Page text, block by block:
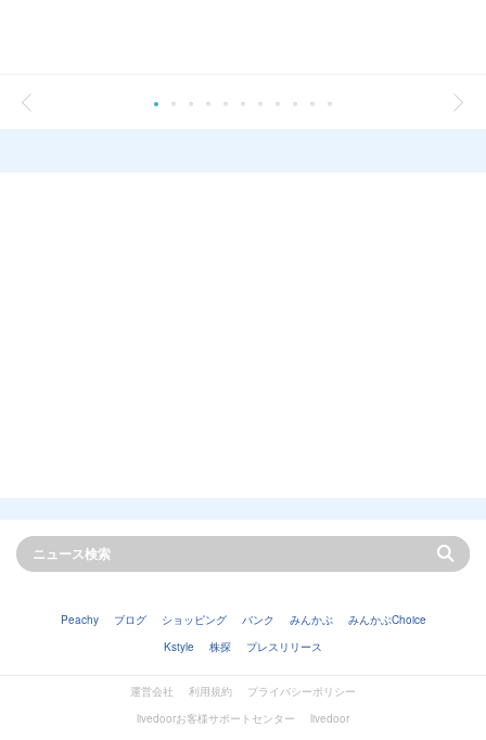
Peachy ブログ ショッピング バンク みんかぶ
みんかぶChoice
Kstyle
株探 プレスリリース
運営会社 利用規約
プライバシーポリシー
livedoorお客様サポートセンター
livedoor